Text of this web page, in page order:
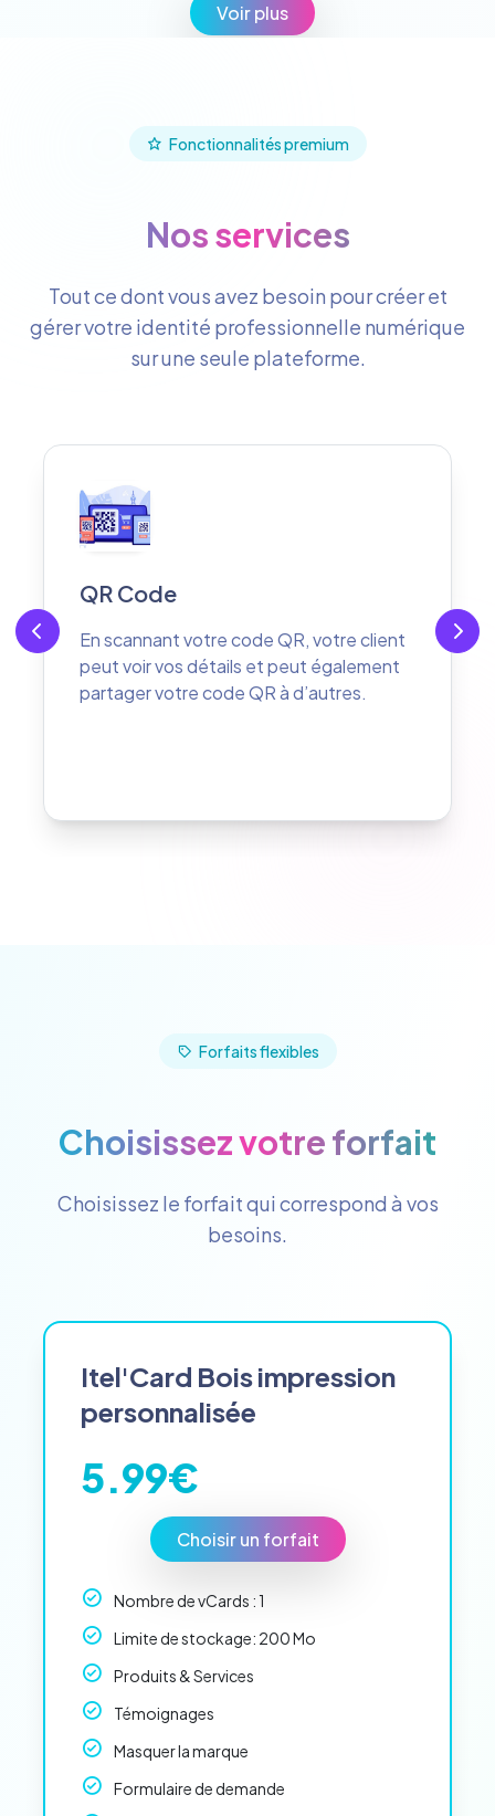
Voir plus
Fonctionnalités premium
Nos services
Tout ce dont vous avez besoin pour créer et
gérer votre identité professionnelle numérique
sur une seule plateforme.
Vos réseaux sociaux
Votre client peut vous suivre sur vos
différents réseaux sociaux
professionnels d'un seul clic.
Forfaits flexibles
Choisissez votre forfait
Choisissez le forfait qui correspond à vos
besoins.
Itel'Card Bois impression
personnalisée
5.99€
Choisir un forfait
Nombre de vCards : 1
Limite de stockage: 200 Mo
Produits & Services
Témoignages
Masquer la marque
Formulaire de demande